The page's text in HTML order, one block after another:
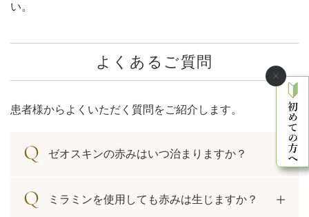
い。
よくあるご質問
患者様からよくいただく質問をご紹介します。
ゼオスキンの赤みはいつ治まりますか？
ミラミンを使用しても赤みは生じますか？